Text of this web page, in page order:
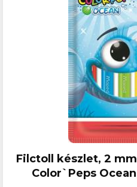
Filctoll készlet, 2
Color`Peps